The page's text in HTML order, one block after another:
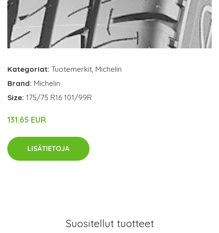
Kategoriat: Tuotemerkit, Michelin
Brand: Michelin
Size: 175/75 R16 101/99R
131.65 EUR
LISÄTIETOJA
Suositellut tuotteet